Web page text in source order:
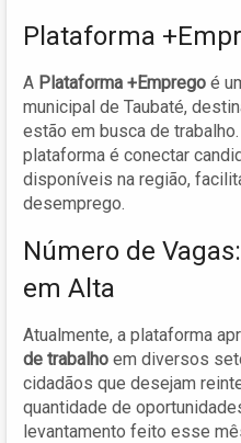
Plataforma
A Plataforma +Emprego é
municipal de Taubaté,
estão em busca de
plataforma é conectar
disponíveis na região,
desemprego.
Número de
em Alta
Atualmente, a plataforma
de trabalho em diversos
cidadãos que desejam
quantidade de
levantamento feito esse